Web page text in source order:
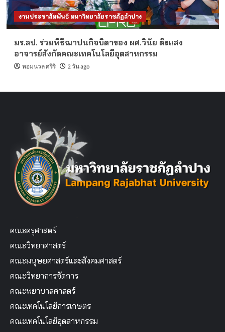
งานประชาสัมพันธ์ มหาวิทยาลัยราชภัฏลำปาง
มร.ลป. ร่วมพิธีฌาปนกิจบิดาของ ผศ.วินัย ต๊ะแสง
อาจารย์สังกัดคณะเทคโนโลยีอุตสาหกรรม
หอมนวล ศรีริ 2 วัน ago
คณะครุศาสตร์
คณะวิทยาศาสตร์
คณะมนุษยศาสตร์และสังคมศาสตร์
คณะวิทยาการจัดการ
คณะพยาบาลศาสตร์
คณะเทคโนโลยีการเกษตร
คณะเทคโนโลยีอุตสาหกรรม